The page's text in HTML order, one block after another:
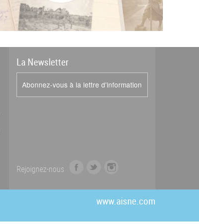
La Newsletter
Abonnez-vous à la lettre d'information
Rejoignez-nous
c
o
i
e
s
t
g
www.aisne.com